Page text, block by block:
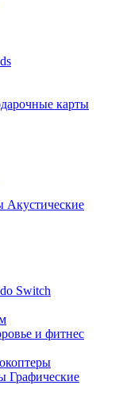
карты
Акустические
Switch
и фитнес
Графические